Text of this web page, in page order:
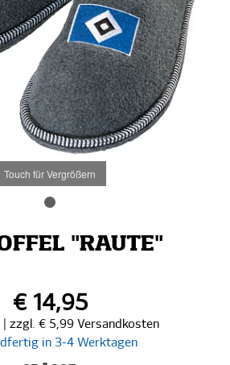
Touch für Vergrößern
"RAUTE"
€ 14,95
| zzgl. € 5,99 Versandkosten
in 3-4 Werktagen